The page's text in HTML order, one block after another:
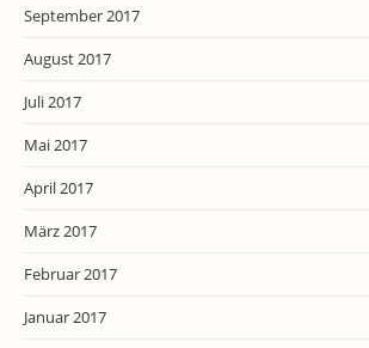
September 2017
August 2017
Juli 2017
Mai 2017
April 2017
März 2017
Februar 2017
Januar 2017